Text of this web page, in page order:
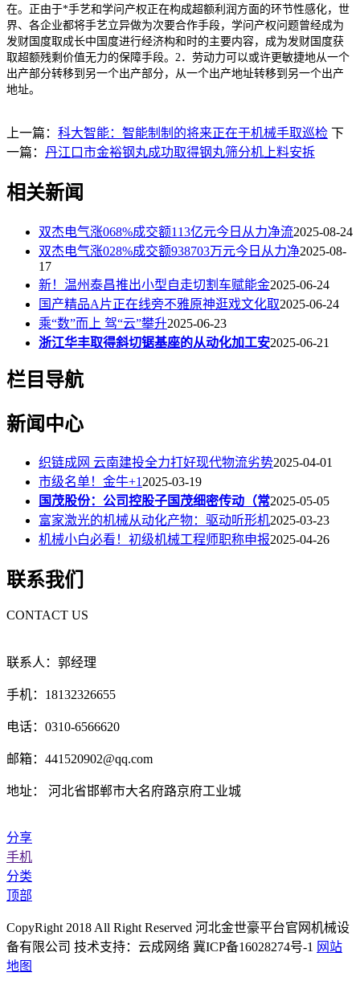
在。正由于*手艺和学问产权正在构成超额利润方面的环节性感化，世
界、各企业都将手艺立异做为次要合作手段，学问产权问题曾经成为
发财国度取成长中国度进行经济构和时的主要内容，成为发财国度获
取超额残剩价值无力的保障手段。2．劳动力可以或许更敏捷地从一个
出产部分转移到另一个出产部分，从一个出产地址转移到另一个出产
地址。
上一篇： 科大智能：智能制制的将来正在于机械手取巡检 下
一篇： 丹江口市金裕钢丸成功取得钢丸筛分机上料安拆
相关新闻
双杰电气涨068%成交额113亿元今日从力净流2025-08-24
双杰电气涨028%成交额938703万元今日从力净2025-08-
17
新！温州泰昌推出小型自走切割车赋能金2025-06-24
国产精品A片正在线旁不雅原神逛戏文化取2025-06-24
乘“数”而上 驾“云”攀升2025-06-23
浙江华丰取得斜切锯基座的从动化加工安2025-06-21
栏目导航
新闻中心
织链成网 云南建投全力打好现代物流劣势2025-04-01
市级名单！金牛+12025-03-19
国茂股份：公司控股子国茂细密传动（常2025-05-05
富家激光的机械从动化产物：驱动听形机2025-03-23
机械小白必看！初级机械工程师职称申报2025-04-26
联系我们
CONTACT US
联系人：郭经理
手机：18132326655
电话：0310-6566620
邮箱：441520902@qq.com
地址： 河北省邯郸市大名府路京府工业城
分享
手机
分类
顶部
CopyRight 2018 All Right Reserved 河北金世豪平台官网机械设
备有限公司 技术支持：云成网络 冀ICP备16028274号-1 网站
地图